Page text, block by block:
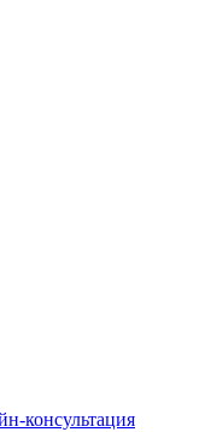
консультация